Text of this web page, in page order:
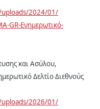
2024/01/
GR-Ενημερωτικό-
και Ασύλου,
Δελτίο Διεθνούς
2026/01/